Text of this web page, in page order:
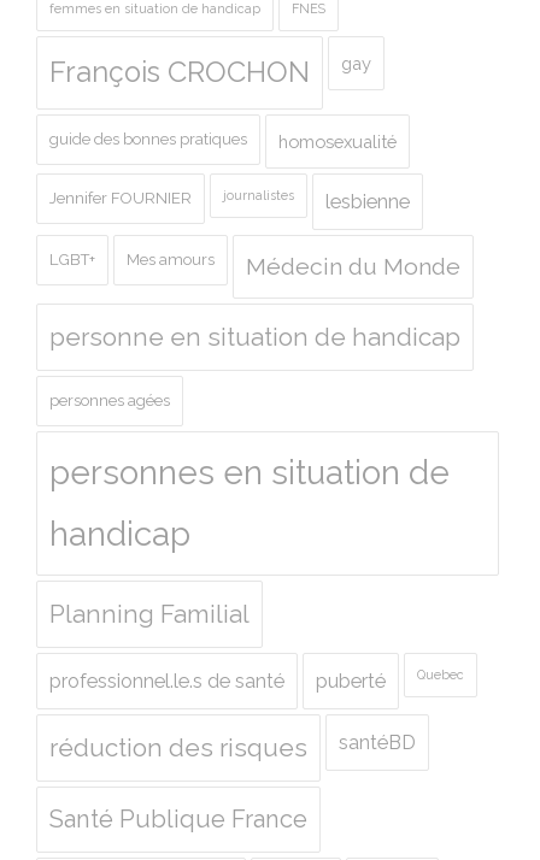
femmes en situation de handicap FNES
François CROCHON gay
guide des bonnes pratiques homosexualité
Jennifer FOURNIER journalistes lesbienne
LGBT+ Mes amours Médecin du Monde
personne en situation de handicap
personnes agées
personnes en situation de
handicap
Planning Familial
professionnel.le.s de santé puberté Quebec
réduction des risques santéBD
Santé Publique France